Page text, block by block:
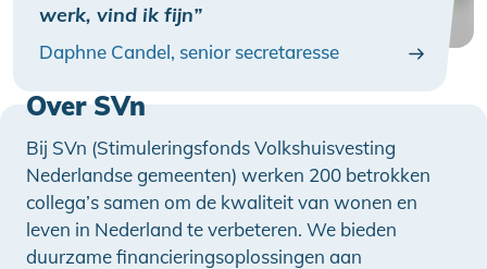
werk, vind ik fijn”
Daphne Candel, senior secretaresse
Over SVn
Bij SVn (Stimuleringsfonds Volkshuisvesting
Nederlandse gemeenten) werken 200 betrokken
collega’s samen om de kwaliteit van wonen en
leven in Nederland te verbeteren. We bieden
duurzame financieringsoplossingen aan